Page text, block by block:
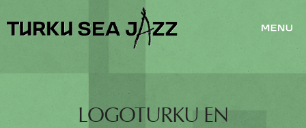
LOGOTURKU EN